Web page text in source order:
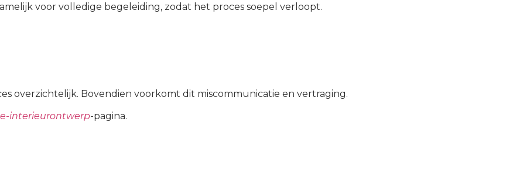
voor volledige begeleiding, zodat het proces soepel verloopt.
overzichtelijk. Bovendien voorkomt dit miscommunicatie en vertraging.
interieurontwerp-pagina.